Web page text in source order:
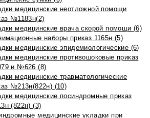
медицинские неотложной помощи
№1183н(2)
медицинские врача скорой помощи (6)
наборы приказ 1165н (5)
медицинские эпидемиологические (6)
медицинские противошоковые приказ
и №626 (8)
медицинские травматологические
№213н(822н) (10)
медицинские посиндромные приказ
(822н) (3)
медицинские укладки при